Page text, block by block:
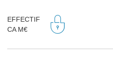
EFFECTIF
CA M€